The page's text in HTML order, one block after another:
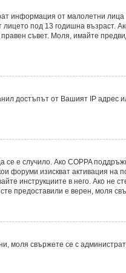
информация от малолетни
под 13 годишна възраст.
съвет. Моля, имайте
достъпът от Вашият IP адрес
е случило. Ако COPPA
форуми изискват активация на
инструкциите в него. Ако не
предоставили е верен, моля
моля свържете се с